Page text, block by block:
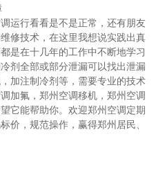
运行看看是不是正常，还有朋友
修技术，在这里我想说实践出真
是在十几年的工作中不断地学习
剂全部或部分泄漏可以找出泄漏
加注制冷剂等，需要专业的技术
加氟，郑州空调移机，郑州空调
它能帮助你。欢迎郑州空调定期
价，规范操作，赢得郑州居民、